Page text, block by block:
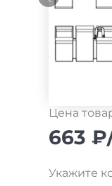
Цена
663
Укажите